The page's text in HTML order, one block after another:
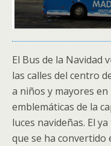
El Bus de la Navidad
las calles del centro
a niños y mayores
emblemáticas de la
luces navideñas. El
que se ha convertido